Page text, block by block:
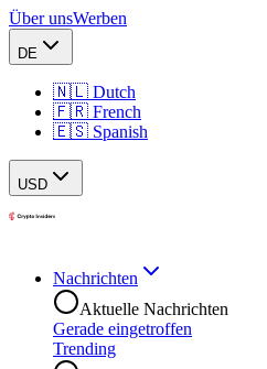
Über unsWerben
DE
🇳🇱 Dutch
🇫🇷 French
🇪🇸 Spanish
USD
Nachrichten
Aktuelle Nachrichten
Gerade eingetroffen
Trending